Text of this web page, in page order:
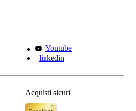
Youtube
linkedin
Acquisti sicuri